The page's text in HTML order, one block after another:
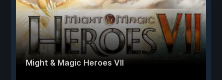
Might & Magic Heroes VII